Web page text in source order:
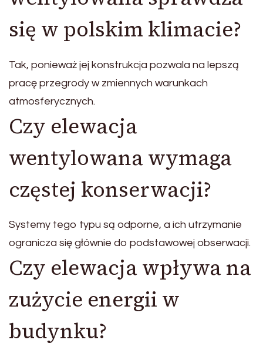
się w polskim klimacie?
Tak, ponieważ jej konstrukcja pozwala na lepszą
pracę przegrody w zmiennych warunkach
atmosferycznych.
Czy elewacja
wentylowana wymaga
częstej konserwacji?
Systemy tego typu są odporne, a ich utrzymanie
ogranicza się głównie do podstawowej obserwacji.
Czy elewacja wpływa na
zużycie energii w
budynku?